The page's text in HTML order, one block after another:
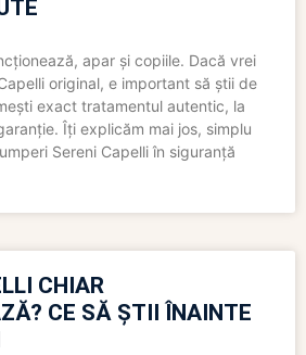
apar și copiile. Dacă vrei
original, e important să știi de
exact tratamentul autentic, la
Îți explicăm mai jos, simplu
Sereni Capelli în siguranță
CHIAR
CE SĂ ȘTII ÎNAINTE